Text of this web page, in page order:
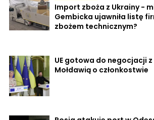
Import zboża z Ukrainy -
Gembicka ujawniła listę
zbożem technicznym?
UE gotowa do negocjacji z
Mołdawią o członkostwie